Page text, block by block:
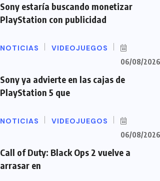
Sony estaría buscando monetizar
PlayStation con publicidad
NOTICIAS VIDEOJUEGOS
06/08/2026
Sony ya advierte en las cajas de
PlayStation 5 que
NOTICIAS VIDEOJUEGOS
06/08/2026
Call of Duty: Black Ops 2 vuelve a
arrasar en